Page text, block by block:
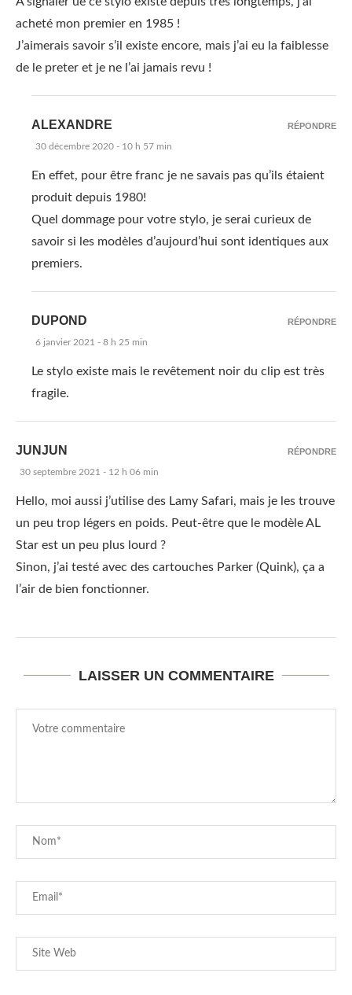
acheté mon premier en 1985 !
J’aimerais savoir s’il existe encore, mais j’ai eu la faiblesse
de le preter et je ne l’ai jamais revu !
ALEXANDRE
30 décembre 2020 - 10 h 57 min
En effet, pour être franc je ne savais pas qu’ils étaient
produit depuis 1980!
Quel dommage pour votre stylo, je serai curieux de
savoir si les modèles d’aujourd’hui sont identiques aux
premiers.
RÉPONDRE
DUPOND
6 janvier 2021 - 8 h 25 min
Le stylo existe mais le revêtement noir du clip est très
fragile.
RÉPONDRE
JUNJUN
30 septembre 2021 - 12 h 06 min
Hello, moi aussi j’utilise des Lamy Safari, mais je les trouve
un peu trop légers en poids. Peut-être que le modèle AL
Star est un peu plus lourd ?
Sinon, j’ai testé avec des cartouches Parker (Quink), ça a
l’air de bien fonctionner.
RÉPONDRE
LAISSER UN COMMENTAIRE